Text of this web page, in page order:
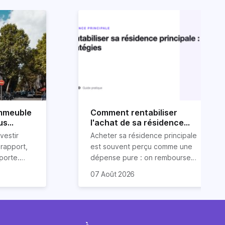
condition
Comment rentabiliser
l'achat de sa résidence
principale : 6 stratégies
Acheter sa résidence principale
est souvent perçu comme une
dépense pure : on rembourse
méthode, une résidence
favorable, parce que le
07 Août 2026